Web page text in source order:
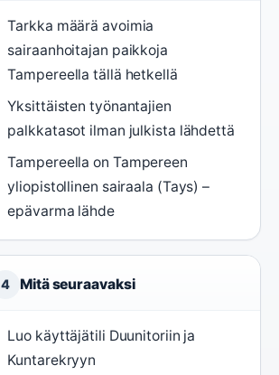
Tarkka määrä avoimia
sairaanhoitajan paikkoja
Tampereella tällä hetkellä
Yksittäisten työnantajien
palkkatasot ilman julkista lähdettä
Tampereella on Tampereen
yliopistollinen sairaala (Tays) –
epävarma lähde
4 Mitä seuraavaksi
Luo käyttäjätili Duunitoriin ja
Kuntarekryyn